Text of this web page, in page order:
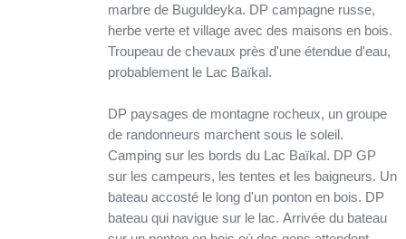
marbre de Buguldeyka. DP campagne russe,
herbe verte et village avec des maisons en bois.
Troupeau de chevaux près d'une étendue d'eau,
probablement le Lac Baïkal.
DP paysages de montagne rocheux, un groupe
de randonneurs marchent sous le soleil.
Camping sur les bords du Lac Baïkal. DP GP
sur les campeurs, les tentes et les baigneurs. Un
bateau accosté le long d'un ponton en bois. DP
bateau qui navigue sur le lac. Arrivée du bateau